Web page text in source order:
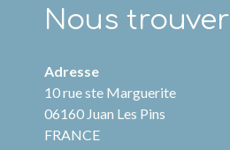
Nous trouver
Adresse
10 rue ste Marguerite
06160 Juan Les Pins
FRANCE